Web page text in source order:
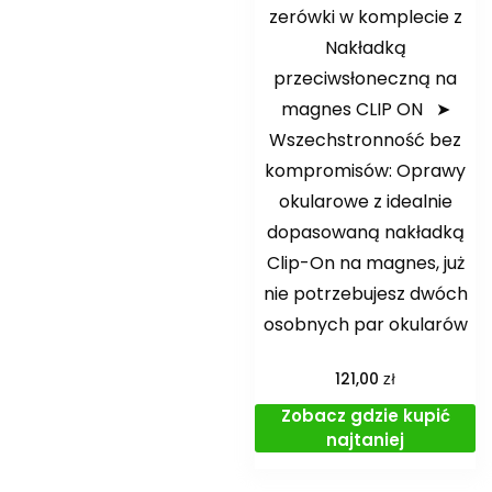
zerówki w komplecie z
Nakładką
przeciwsłoneczną na
magnes CLIP ON ➤
Wszechstronność bez
kompromisów: Oprawy
okularowe z idealnie
dopasowaną nakładką
Clip-On na magnes, już
nie potrzebujesz dwóch
osobnych par okularów
121,00zł
Zobacz gdzie kupić
najtaniej